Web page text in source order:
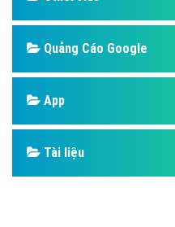
Banner
Facebook
Google